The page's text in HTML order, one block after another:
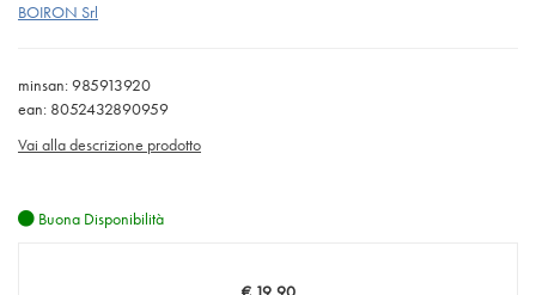
BOIRON Srl
minsan: 985913920
ean: 8052432890959
Vai alla descrizione prodotto
Buona Disponibilità